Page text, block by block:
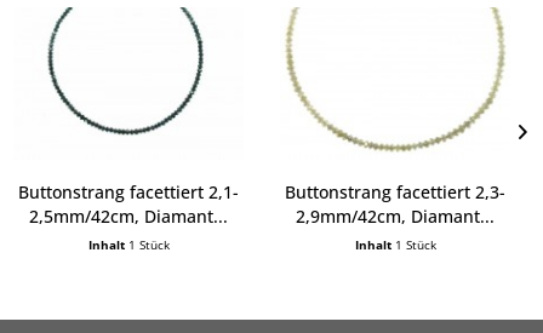
Buttonstrang facettiert 2,1-
2,5mm/42cm, Diamant...
Inhalt 1 Stück
Buttonstrang facettiert 2,3-
2,9mm/42cm, Diamant...
Inhalt 1 Stück